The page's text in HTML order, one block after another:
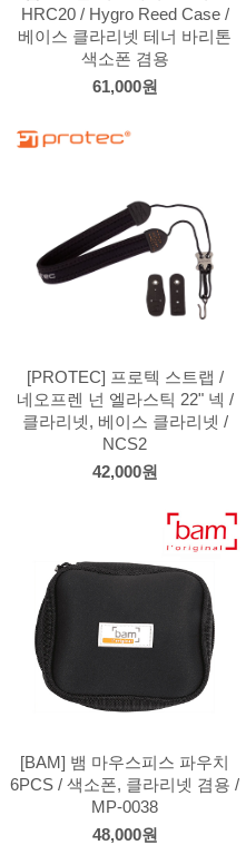
HRC20 / Hygro Reed Case /
베이스 클라리넷 테너 바리톤
색소폰 겸용
61,000원
[PROTEC] 프로텍 스트랩 /
네오프렌 넌 엘라스틱 22" 넥 /
클라리넷, 베이스 클라리넷 /
NCS2
42,000원
[BAM] 뱀 마우스피스 파우치
6PCS / 색소폰, 클라리넷 겸용 /
MP-0038
48,000원